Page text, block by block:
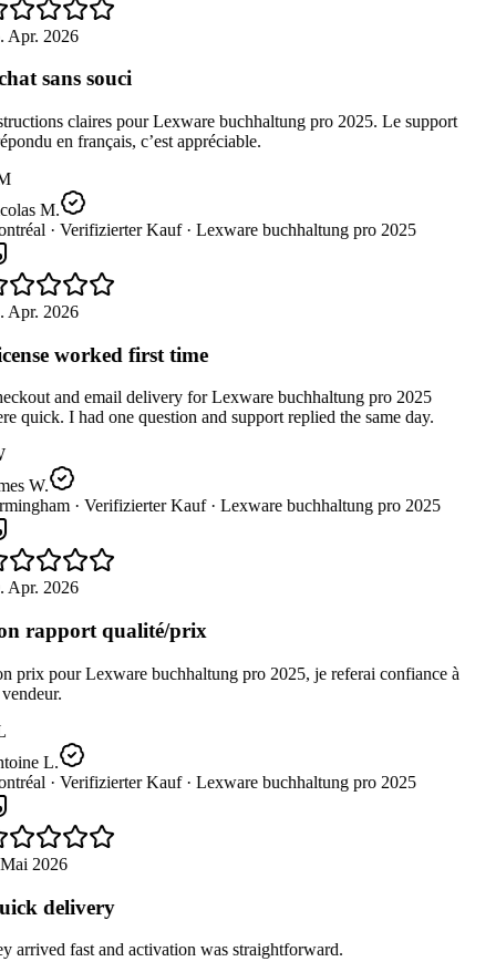
Apr. 2026
sans souci
claires pour Lexware buchhaltung pro 2025. Le support
en français, c’est appréciable.
M.
· Verifizierter Kauf · Lexware buchhaltung pro 2025
Apr. 2026
worked first time
and email delivery for Lexware buchhaltung pro 2025
quick. I had one question and support replied the same day.
W.
· Verifizierter Kauf · Lexware buchhaltung pro 2025
Apr. 2026
rapport qualité/prix
prix pour Lexware buchhaltung pro 2025, je referai confiance à
L.
· Verifizierter Kauf · Lexware buchhaltung pro 2025
2026
delivery
arrived fast and activation was straightforward.